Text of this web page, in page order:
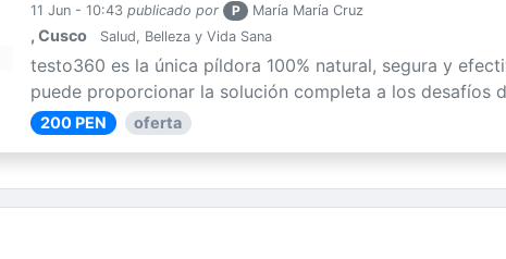
11 Jun - 10:43 publicado por P María María Cruz
, Cusco Salud, Belleza y Vida Sana
testo360 es la única píldora 100% natural, segura y
puede proporcionar la solución completa a los desafíos
200 PEN oferta